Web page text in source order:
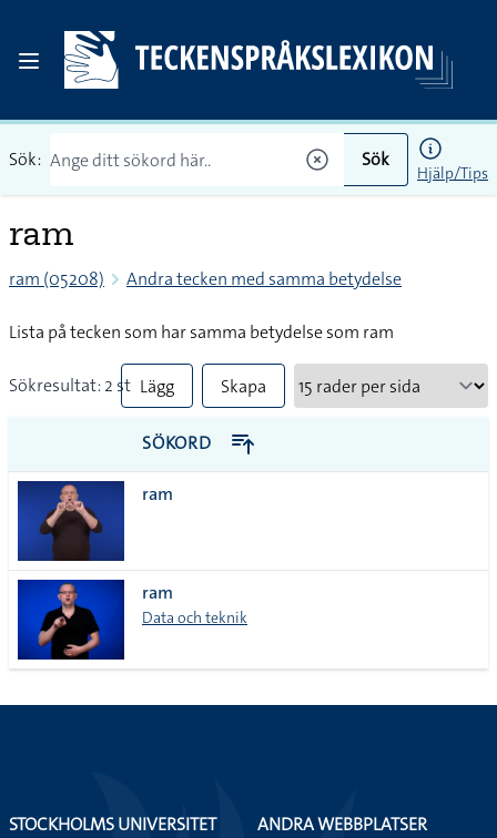
Sök: Sök
Hjälp/Tips
ram
ram (05208) Andra tecken med samma betydelse
Lista på tecken som har samma betydelse som ram
Sökresultat: 2 st Lägg
till
alla i
Skapa
PDF
SÖKORD
ram
ram
Data och teknik
STOCKHOLMS UNIVERSITET
ANDRA WEBBPLATSER